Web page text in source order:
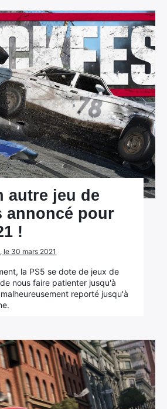
autre jeu de
annoncé pour
!
le 30 mars 2021
la PS5 se dote de jeux de
nous faire patienter jusqu'à
reporté jusqu'à